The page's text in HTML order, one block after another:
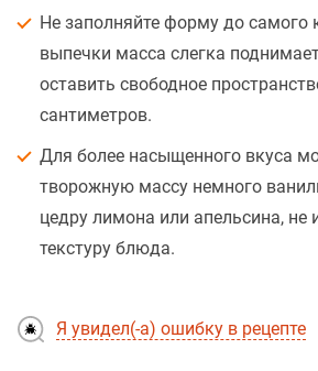
Не заполняйте форму до самого
выпечки масса слегка
оставить свободное
сантиметров.
Для более насыщенного вкуса
творожную массу немного
цедру лимона или апельсина, не
текстуру блюда.
Я увидел(-а) ошибку в рецепте